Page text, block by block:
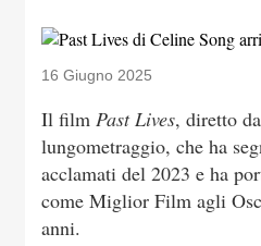
16 Giugno 2025
Il film Past Lives, diretto
lungometraggio, che ha
acclamati del 2023 e ha
come Miglior Film agli
anni.